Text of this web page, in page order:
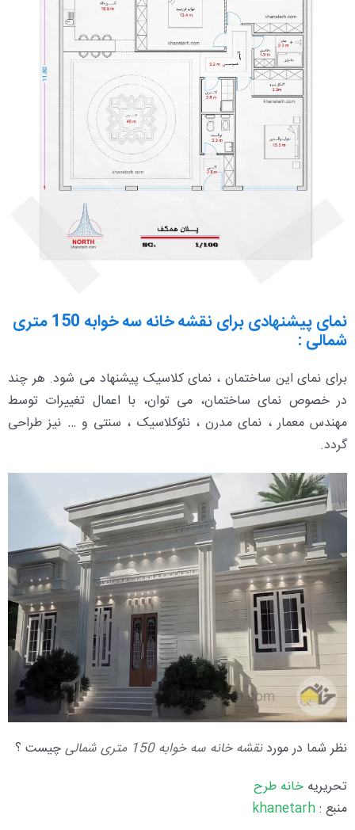
نمای پیشنهادی برای نقشه خانه سه خوابه 150 متری
شمالی :
برای نمای این ساختمان ، نمای کلاسیک پیشنهاد می شود. هر چند
در خصوص نمای ساختمان، می توان، با اعمال تغییرات توسط
مهندس معمار ، نمای مدرن ، نئوکلاسیک ، سنتی و … نیز طراحی
گردد.
نظر شما در موردنقشه خانه سه خوابه 150 متری شمالی
چیست ؟
تحریریه خانه طرح
منبع :